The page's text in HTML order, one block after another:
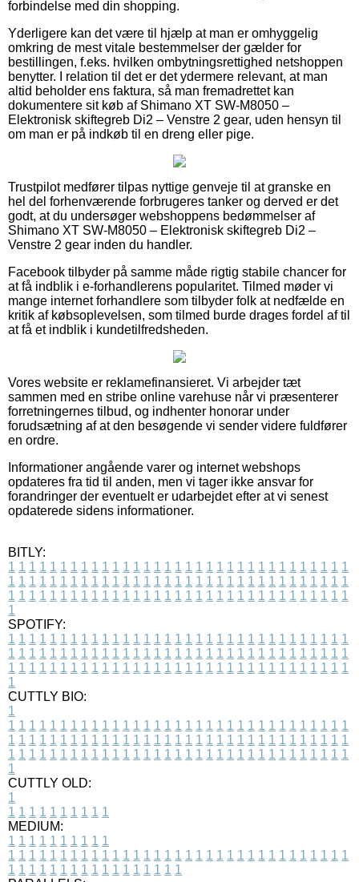
forbindelse med din shopping.
Yderligere kan det være til hjælp at man er omhyggelig
omkring de mest vitale bestemmelser der gælder for
bestillingen, f.eks. hvilken ombytningsrettighed netshoppen
benytter. I relation til det er det ydermere relevant, at man
altid beholder ens faktura, så man fremadrettet kan
dokumentere sit køb af Shimano XT SW-M8050 –
Elektronisk skiftegreb Di2 – Venstre 2 gear, uden hensyn til
om man er på indkøb til en dreng eller pige.
Trustpilot medfører tilpas nyttige genveje til at granske en
hel del forhenværende forbrugeres tanker og derved er det
godt, at du undersøger webshoppens bedømmelser af
Shimano XT SW-M8050 – Elektronisk skiftegreb Di2 –
Venstre 2 gear inden du handler.
Facebook tilbyder på samme måde rigtig stabile chancer for
at få indblik i e-forhandlerens popularitet. Tilmed møder vi
mange internet forhandlere som tilbyder folk at nedfælde en
kritik af købsoplevelsen, som tilmed burde drages fordel af til
at få et indblik i kundetilfredsheden.
Vores website er reklamefinansieret. Vi arbejder tæt
sammen med en stribe online varehuse når vi præsenterer
forretningernes tilbud, og indhenter honorar under
forudsætning af at den besøgende vi sender videre fuldfører
en ordre.
Informationer angående varer og internet webshops
opdateres fra tid til anden, men vi tager ikke ansvar for
forandringer der eventuelt er udarbejdet efter at vi senest
opdaterede sidens informationer.
BITLY:
1 1 1 1 1 1 1 1 1 1 1 1 1 1 1 1 1 1 1 1 1 1 1 1 1 1 1 1 1 1 1 1 1
1 1 1 1 1 1 1 1 1 1 1 1 1 1 1 1 1 1 1 1 1 1 1 1 1 1 1 1 1 1 1 1 1
1 1 1 1 1 1 1 1 1 1 1 1 1 1 1 1 1 1 1 1 1 1 1 1 1 1 1 1 1 1 1 1 1
1
SPOTIFY:
1 1 1 1 1 1 1 1 1 1 1 1 1 1 1 1 1 1 1 1 1 1 1 1 1 1 1 1 1 1 1 1 1
1 1 1 1 1 1 1 1 1 1 1 1 1 1 1 1 1 1 1 1 1 1 1 1 1 1 1 1 1 1 1 1 1
1 1 1 1 1 1 1 1 1 1 1 1 1 1 1 1 1 1 1 1 1 1 1 1 1 1 1 1 1 1 1 1 1
1
CUTTLY BIO:
1
1 1 1 1 1 1 1 1 1 1 1 1 1 1 1 1 1 1 1 1 1 1 1 1 1 1 1 1 1 1 1 1 1
1 1 1 1 1 1 1 1 1 1 1 1 1 1 1 1 1 1 1 1 1 1 1 1 1 1 1 1 1 1 1 1 1
1 1 1 1 1 1 1 1 1 1 1 1 1 1 1 1 1 1 1 1 1 1 1 1 1 1 1 1 1 1 1 1 1
1
CUTTLY OLD:
1
1 1 1 1 1 1 1 1 1 1
MEDIUM:
1 1 1 1 1 1 1 1 1 1
1 1 1 1 1 1 1 1 1 1 1 1 1 1 1 1 1 1 1 1 1 1 1 1 1 1 1 1 1 1 1 1 1
1 1 1 1 1 1 1 1 1 1 1 1 1 1 1 1 1